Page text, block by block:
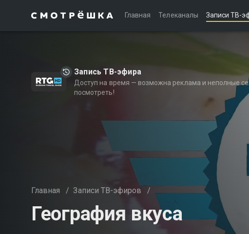
Главная Телеканалы Записи ТВ-
Запись ТВ-эфира
Доступ на время — возможна реклама и неполные
посмотреть!
Главная / Записи ТВ-эфиров /
География вкуса